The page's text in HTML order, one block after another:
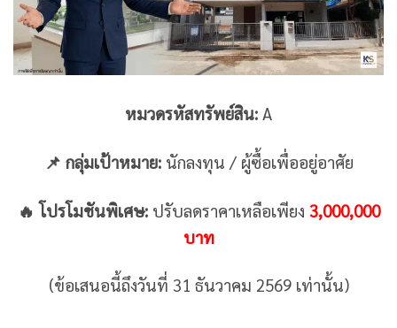
หมวดรหัสทรัพย์สิน: A
📌 กลุ่มเป้าหมาย:นักลงทุน / ผู้ซื้อเพื่ออยู่อาศัย
🔥 โปรโมชันพิเศษ:ปรับลดราคาเหลือเพียง 3,000,000
บาท
(ข้อเสนอนี้ถึงวันที่ 31 ธันวาคม 2569 เท่านั้น)